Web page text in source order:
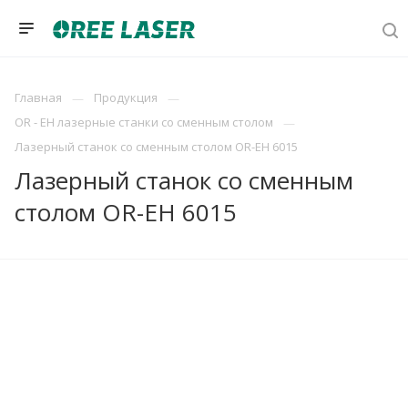
Главная
Продукция
OR - EH лазерные станки со сменным столом
Лазерный станок со сменным столом OR-EH 6015
Лазерный станок со сменным
столом OR-EH 6015